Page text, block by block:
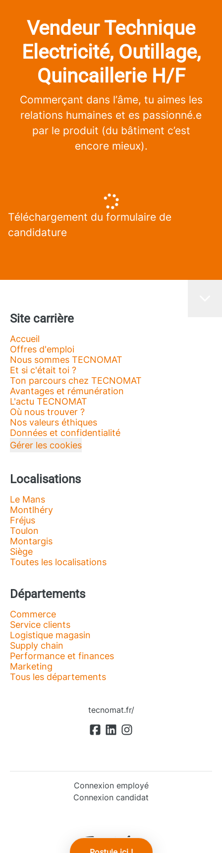
Vendeur Technique
Electricité, Outillage,
Quincaillerie H/F
Commerçant dans l’âme, tu aimes les
relations humaines et es passionné.e
par le produit (du bâtiment c’est
encore mieux).
Téléchargement du formulaire de
candidature
Site carrière
Accueil
Offres d'emploi
Nous sommes TECNOMAT
Et si c'était toi ?
Ton parcours chez TECNOMAT
Avantages et rémunération
L'actu TECNOMAT
Où nous trouver ?
Nos valeurs éthiques
Données et confidentialité
Gérer les cookies
Localisations
Le Mans
Montlhéry
Fréjus
Toulon
Montargis
Siège
Toutes les localisations
Départements
Commerce
Service clients
Logistique magasin
Supply chain
Performance et finances
Marketing
Tous les départements
tecnomat.fr/
Connexion employé
Connexion candidat